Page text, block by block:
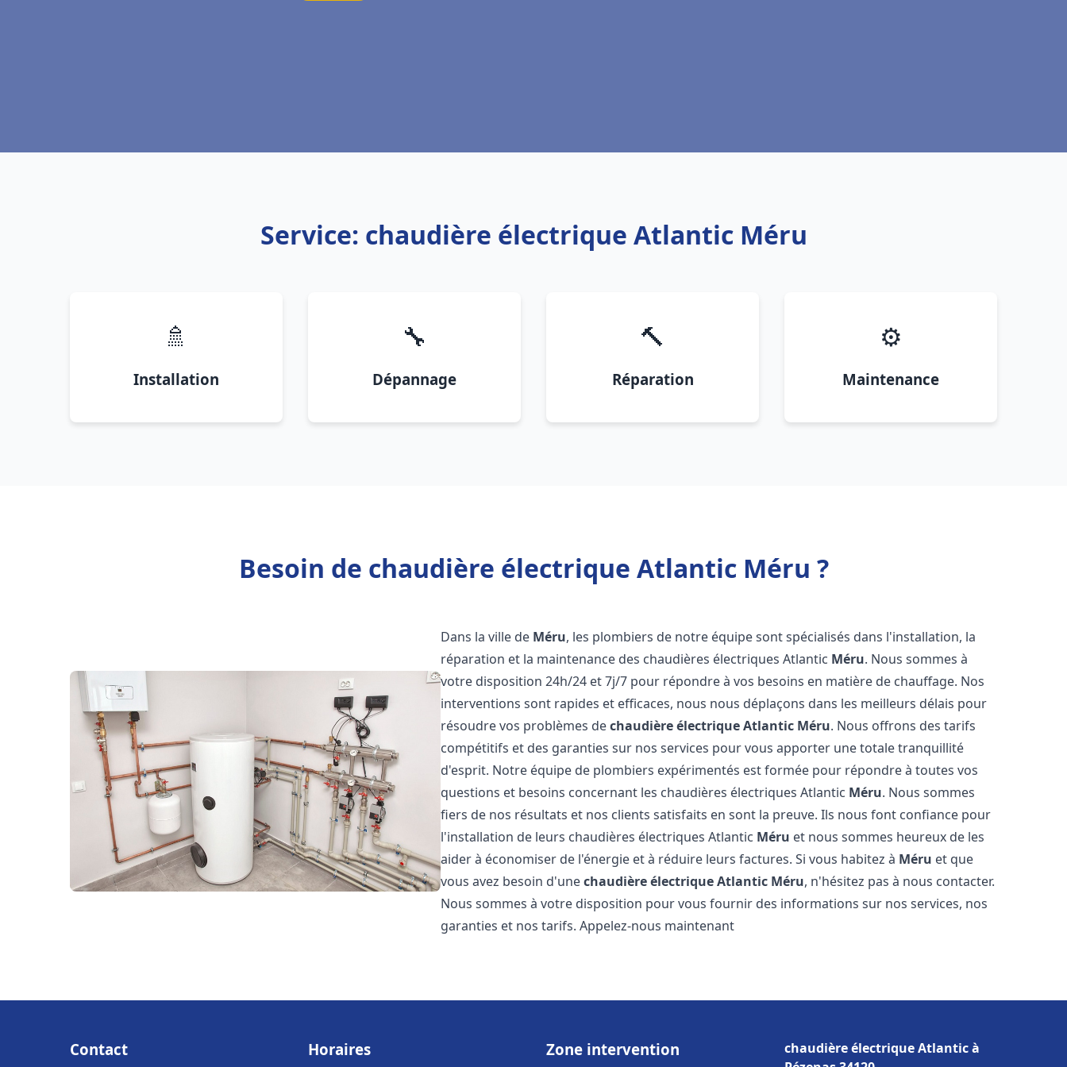
Service: chaudière électrique Atlantic Méru
🚿
Installation
🔧
Dépannage
🔨
Réparation
⚙️
Maintenance
Besoin de chaudière électrique Atlantic Méru ?
Dans la ville de Méru, les plombiers de notre équipe sont spécialisés dans l'installation, la
réparation et la maintenance des chaudières électriques Atlantic Méru. Nous sommes à
votre disposition 24h/24 et 7j/7 pour répondre à vos besoins en matière de chauffage. Nos
interventions sont rapides et efficaces, nous nous déplaçons dans les meilleurs délais pour
résoudre vos problèmes dechaudière électrique Atlantic Méru. Nous offrons des tarifs
compétitifs et des garanties sur nos services pour vous apporter une totale tranquillité
d'esprit. Notre équipe de plombiers expérimentés est formée pour répondre à toutes vos
questions et besoins concernant les chaudières électriques Atlantic Méru. Nous sommes
fiers de nos résultats et nos clients satisfaits en sont la preuve. Ils nous font confiance pour
l'installation de leurs chaudières électriques Atlantic Méru et nous sommes heureux de les
aider à économiser de l'énergie et à réduire leurs factures. Si vous habitez à Méru et que
vous avez besoin d'unechaudière électrique Atlantic Méru, n'hésitez pas à nous contacter.
Nous sommes à votre disposition pour vous fournir des informations sur nos services, nos
garanties et nos tarifs. Appelez-nous maintenant
Contact Horaires Zone intervention
chaudière électrique Atlantic à